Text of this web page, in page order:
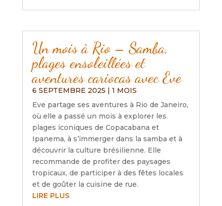
Un mois à Rio – Samba,
plages ensoleillées et
aventures cariocas avec Eve
6 SEPTEMBRE 2025 | 1 MOIS
Eve partage ses aventures à Rio de Janeiro,
où elle a passé un mois à explorer les
plages iconiques de Copacabana et
Ipanema, à s’immerger dans la samba et à
découvrir la culture brésilienne. Elle
recommande de profiter des paysages
tropicaux, de participer à des fêtes locales
et de goûter la cuisine de rue.
LIRE PLUS